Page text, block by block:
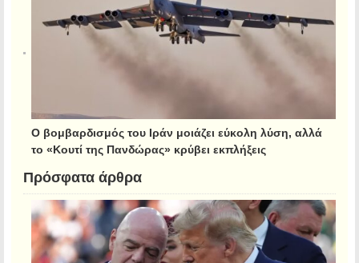
Ο βομβαρδισμός του Ιράν μοιάζει εύκολη λύση, αλλά
το «Κουτί της Πανδώρας» κρύβει εκπλήξεις
Πρόσφατα άρθρα